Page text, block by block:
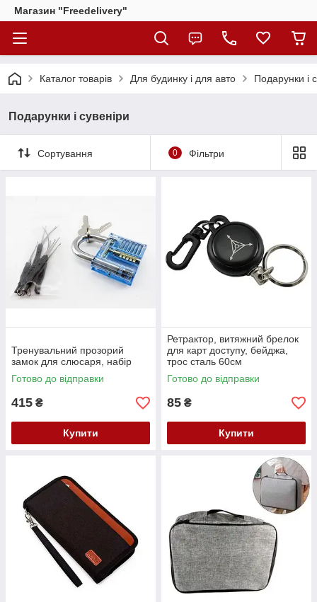
Магазин "Freedelivery"
Каталог товарів Для будинку і для авто Подарунки і
Подарунки і сувеніри
Сортування 0 Фільтри
Тренувальний прозорий
замок для слюсаря, набір
Готово до відправки
415 ₴
Купити
Ретрактор, витяжний брелок
для карт доступу, бейджа,
трос сталь 60см
Готово до відправки
85 ₴
Купити